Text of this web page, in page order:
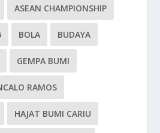
ASEAN CHAMPIONSHIP
BOLA BUDAYA
GEMPA BUMI
RAMOS
HAJAT BUMI CARIU